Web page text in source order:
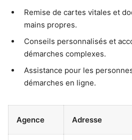
Remise de cartes vitales et
mains propres.
Conseils personnalisés et
démarches complexes.
Assistance pour les
démarches en ligne.
Agence Adresse